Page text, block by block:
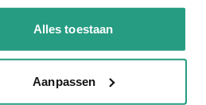
Alles toestaan
Aanpassen